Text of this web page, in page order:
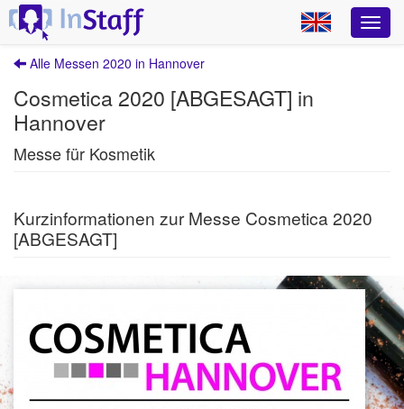
Alle Messen 2020 in Hannover
Cosmetica 2020 [ABGESAGT] in
Hannover
Messe für Kosmetik
Kurzinformationen zur Messe Cosmetica 2020
[ABGESAGT]